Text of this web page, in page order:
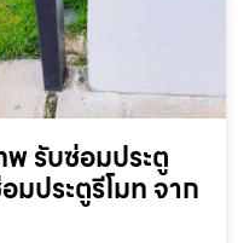
พ รับซ่อมประตู
มประตูรีโมท จาก